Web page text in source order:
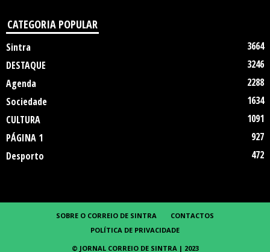
CATEGORIA POPULAR
Sintra
3664
DESTAQUE
3246
Agenda
2288
Sociedade
1634
CULTURA
1091
PÁGINA 1
927
Desporto
472
SOBRE O CORREIO DE SINTRA
CONTACTOS
POLÍTICA DE PRIVACIDADE
© JORNAL CORREIO DE SINTRA | 2023